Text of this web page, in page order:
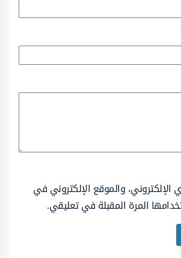
والموقع الإلكتروني في
المرة المقبلة في تعليقي.